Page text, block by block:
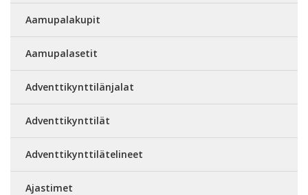
Aamupalakupit
Aamupalasetit
Adventtikynttilänjalat
Adventtikynttilät
Adventtikynttilätelineet
Ajastimet